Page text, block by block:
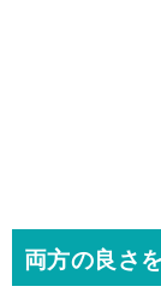
両方の良さ